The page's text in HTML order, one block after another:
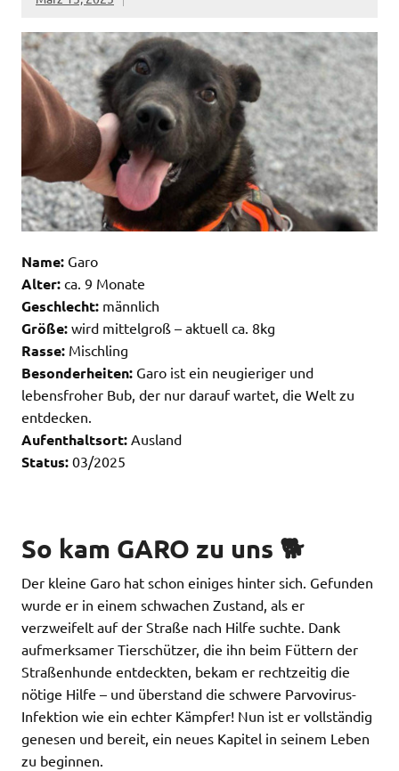
Name: Garo
Alter: ca. 9 Monate
Geschlecht: männlich
Größe: wird mittelgroß – aktuell ca. 8kg
Rasse: Mischling
Besonderheiten: Garo ist ein neugieriger und
lebensfroher Bub, der nur darauf wartet, die Welt zu
entdecken.
Aufenthaltsort: Ausland
Status: 03/2025
So kam GARO zu uns 🐕
Der kleine Garo hat schon einiges hinter sich. Gefunden
wurde er in einem schwachen Zustand, als er
verzweifelt auf der Straße nach Hilfe suchte. Dank
aufmerksamer Tierschützer, die ihn beim Füttern der
Straßenhunde entdeckten, bekam er rechtzeitig die
nötige Hilfe – und überstand die schwere Parvovirus-
Infektion wie ein echter Kämpfer! Nun ist er vollständig
genesen und bereit, ein neues Kapitel in seinem Leben
zu beginnen.